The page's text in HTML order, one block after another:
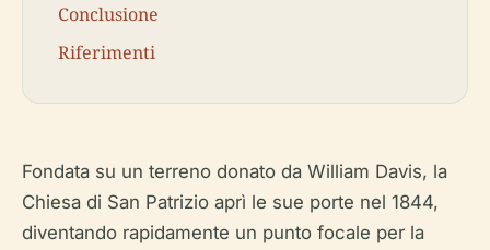
Conclusione
Riferimenti
Fondata su un terreno donato da William Davis, la
Chiesa di San Patrizio aprì le sue porte nel 1844,
diventando rapidamente un punto focale per la